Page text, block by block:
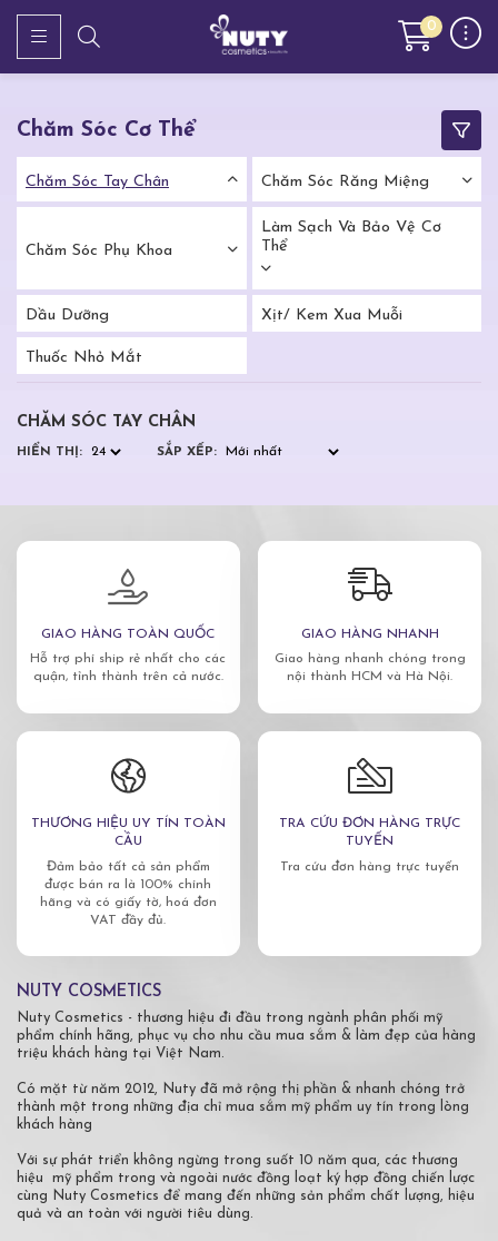
0
Chăm Sóc Cơ Thể
Chăm Sóc Tay Chân Chăm Sóc Răng Miệng
Chăm Sóc Phụ Khoa
Làm Sạch Và Bảo Vệ Cơ
Thể
Dầu Dưỡng Xịt/ Kem Xua Muỗi
Thuốc Nhỏ Mắt
CHĂM SÓC TAY CHÂN
HIỂN THỊ: SẮP XẾP:
GIAO HÀNG TOÀN QUỐC
Hỗ trợ phí ship rẻ nhất cho các
quận, tỉnh thành trên cả nước.
GIAO HÀNG NHANH
Giao hàng nhanh chóng trong
nội thành HCM và Hà Nội.
THƯƠNG HIỆU UY TÍN TOÀN
CẦU
Đảm bảo tất cả sản phẩm
được bán ra là 100% chính
hãng và có giấy tờ, hoá đơn
VAT đầy đủ.
TRA CỨU ĐƠN HÀNG TRỰC
TUYẾN
Tra cứu đơn hàng trực tuyến
NUTY COSMETICS
Nuty Cosmetics - thương hiệu đi đầu trong ngành phân phối mỹ
phẩm chính hãng, phục vụ cho nhu cầu mua sắm & làm đẹp của hàng
triệu khách hàng tại Việt Nam.
Có mặt từ năm 2012, Nuty đã mở rộng thị phần & nhanh chóng trở
thành một trong những địa chỉ mua sắm mỹ phẩm uy tín trong lòng
khách hàng
Với sự phát triển không ngừng trong suốt 10 năm qua, các thương
hiệu mỹ phẩm trong và ngoài nước đồng loạt ký hợp đồng chiến lược
cùng Nuty Cosmetics để mang đến những sản phẩm chất lượng, hiệu
quả và an toàn với người tiêu dùng.